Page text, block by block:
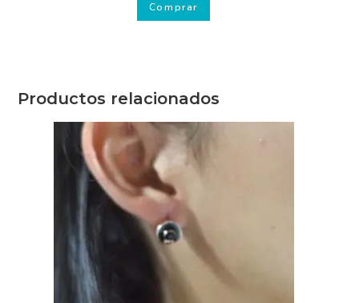
Comprar
Productos relacionados